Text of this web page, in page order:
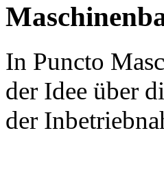
In Puncto
der Idee über
der